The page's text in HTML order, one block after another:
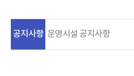
공지사항 운영시설 공지사항